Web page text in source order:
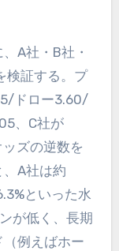
A社・B社・
検証する。プ
ドロー3.60/
、C社が
ズの逆数を
A社は約
といった水
が低く、長期
例えばホー